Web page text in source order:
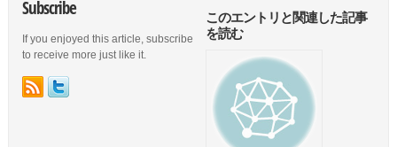
このエントリと関連した記事
を読む
Subscribe
If you enjoyed this article, subscribe
to receive more just like it.